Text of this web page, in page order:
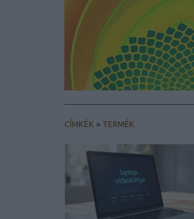
CÍMKÉK » TERMÉK